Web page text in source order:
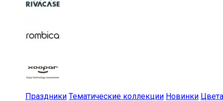
Праздники Тематические коллекции Новинки Цвета